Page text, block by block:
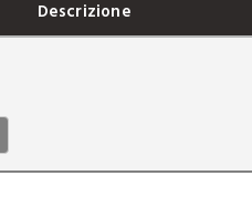
Descrizione